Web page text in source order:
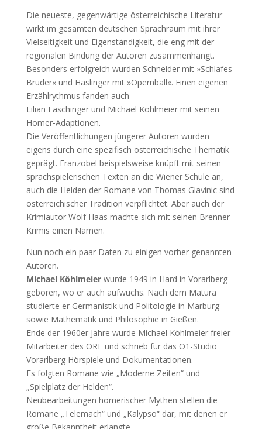
Die neueste, gegenwärtige österreichische Literatur
wirkt im gesamten deutschen Sprachraum mit ihrer
Vielseitigkeit und Eigenständigkeit, die eng mit der
regionalen Bindung der Autoren zusammenhängt.
Besonders erfolgreich wurden Schneider mit »Schlafes
Bruder« und Haslinger mit »Opernball«. Einen eigenen
Erzählrythmus fanden auch
Lilian Faschinger und Michael Köhlmeier mit seinen
Homer-Adaptionen.
Die Veröffentlichungen jüngerer Autoren wurden
eigens durch eine spezifisch österreichische Thematik
geprägt. Franzobel beispielsweise knüpft mit seinen
sprachspielerischen Texten an die Wiener Schule an,
auch die Helden der Romane von Thomas Glavinic sind
österreichischer Tradition verpflichtet. Aber auch der
Krimiautor Wolf Haas machte sich mit seinen Brenner-
Krimis einen Namen.
Nun noch ein paar Daten zu einigen vorher genannten
Autoren.
Michael Köhlmeierwurde 1949 in Hard in Vorarlberg
geboren, wo er auch aufwuchs. Nach dem Matura
studierte er Germanistik und Politologie in Marburg
sowie Mathematik und Philosophie in Gießen.
Ende der 1960er Jahre wurde Michael Köhlmeier freier
Mitarbeiter des ORF und schrieb für das Ö1-Studio
Vorarlberg Hörspiele und Dokumentationen.
Es folgten Romane wie „Moderne Zeiten“ und
„Spielplatz der Helden“.
Neubearbeitungen homerischer Mythen stellen die
Romane „Telemach“ und „Kalypso“ dar, mit denen er